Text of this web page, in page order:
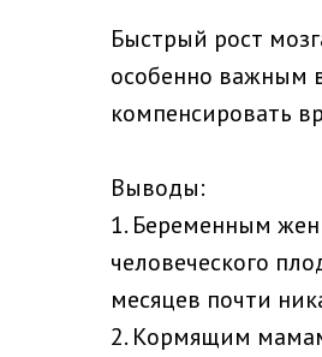
Быстрый рост
особенно важным
компенсировать
Выводы:
1. Беременным
человеческого
месяцев почти
2. Кормящим